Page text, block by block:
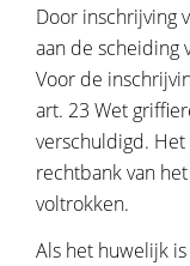
Door inschrijving
aan de scheiding
Voor de
art. 23 Wet
verschuldigd.
rechtbank van
voltrokken.
Als het huwelijk